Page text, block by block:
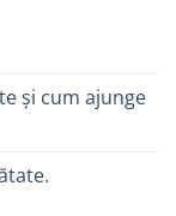
și cum ajunge